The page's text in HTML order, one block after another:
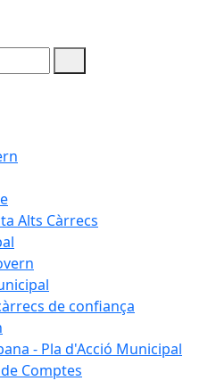
Alts Càrrecs
de confiança
- Pla d'Acció Municipal
Comptes